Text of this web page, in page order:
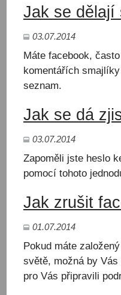
Jak se dělají
03.07.2014
Máte facebook,
komentářích
seznam.
Jak se dá
03.07.2014
Zapoměli jste heslo
pomocí tohoto
Jak zrušit
01.07.2014
Pokud máte
světě, možná by
pro Vás připravili